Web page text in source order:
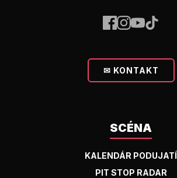
✉ KONTAKT
SCÉNA
KALENDÁR PODUJATÍ
PIT STOP RADAR